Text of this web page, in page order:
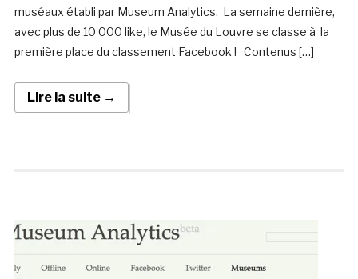
muséaux établi par Museum Analytics. La semaine dernière,
avec plus de 10 000 like, le Musée du Louvre se classe à la
première place du classement Facebook ! Contenus […]
Lire la suite →